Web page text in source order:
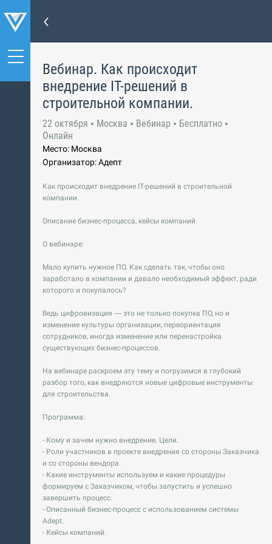
Вебинар. Как происходит
внедрение IT-решений в
строительной компании.
22 октября Москва Вебинар
Бесплатно
Онлайн
Место: Москва
Организатор: Адепт
Как происходит внедрение IT-решений в строительной
компании.
Описание бизнес-процесса, кейсы компаний
О вебинаре:
Мало купить нужное ПО. Как сделать так, чтобы оно
заработало в компании и давало необходимый эффект, ради
которого и покупалось?
Ведь цифровизация — это не только покупка ПО, но и
изменение культуры организации, переориентация
сотрудников, иногда изменение или перенастройка
существующих бизнес-процессов.
На вебинаре раскроем эту тему и погрузимся в глубокий
разбор того, как внедряются новые цифровые инструменты
для строительства.
Программа:
- Кому и зачем нужно внедрение. Цели.
- Роли участников в проекте внедрения со стороны Заказчика
и со стороны вендора.
- Какие инструменты используем и какие процедуры
формируем с Заказчиком, чтобы запустить и успешно
завершить процесс.
- Описанный бизнес-процесс с использованием системы
Adept.
- Кейсы компаний.